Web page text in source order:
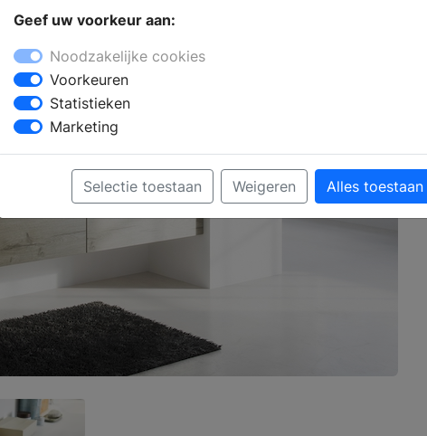
Geef uw voorkeur aan:
Noodzakelijke cookies
Voorkeuren
Statistieken
Marketing
Selectie toestaan Weigeren Alles toestaan